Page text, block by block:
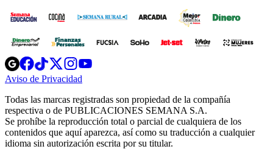
Opens
in
new
Opens
in
new
Opens
in
new
window
Opens
new
windowwindow
Aviso de Privacidad
new
window
Todas las marcas registradas son propiedad de la compañía
respectiva o de PUBLICACIONES SEMANA S.A.
Se prohíbe la reproducción total o parcial de cualquiera de los
contenidos que aquí aparezca, así como su traducción a cualquier
idioma sin autorización escrita por su titular.